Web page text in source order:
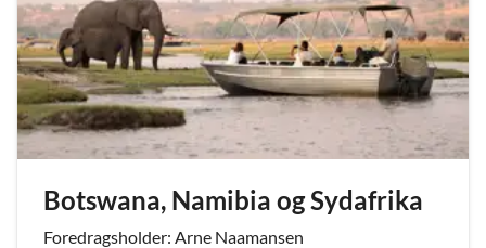
Botswana, Namibia og Sydafrika
Foredragsholder: Arne Naamansen